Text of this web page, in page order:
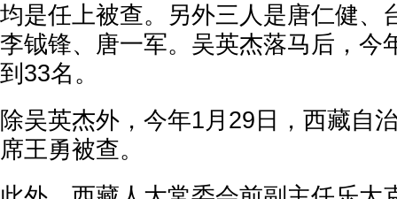
均是任上被查。另外三人是唐仁健、
李钺锋、唐一军。吴英杰落马后，今
到33名。
除吴英杰外，今年1月29日，西藏自
席王勇被查。